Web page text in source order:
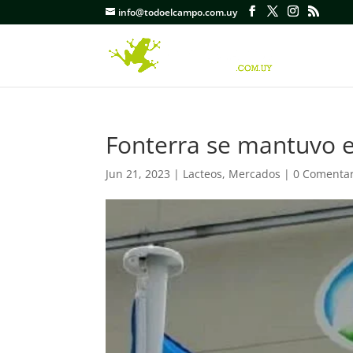
info@todoelcampo.com.uy
Fonterra se mantuvo
Jun 21, 2023 | Lacteos, Mercados |0